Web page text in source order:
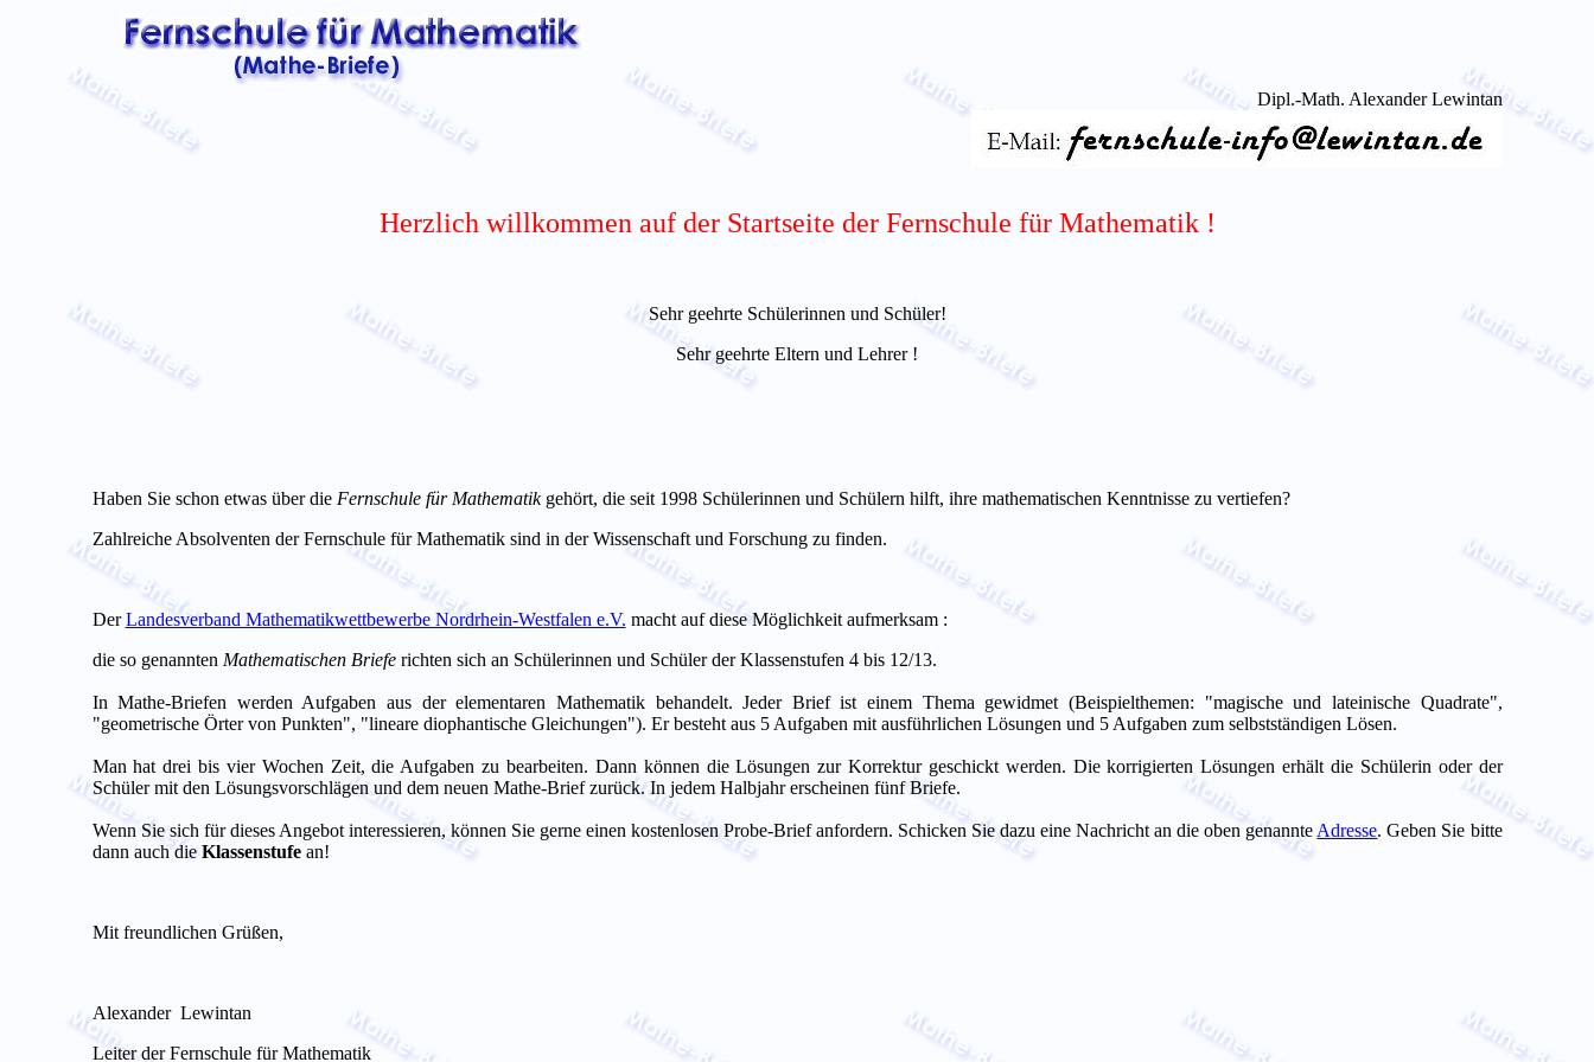
Dipl.-Math. Alexander Lewintan
Herzlich willkommen auf der Startseite der Fernschule für Mathematik !
Sehr geehrte Schülerinnen und Schüler!
Sehr geehrte Eltern und Lehrer !
Haben Sie schon etwas über die Fernschule für Mathematikgehört, die seit 1998 Schülerinnen und Schülern hilft, ihre mathematischen Kenntnisse zu vertiefen?
Zahlreiche Absolventen der Fernschule für Mathematik sind in der Wissenschaft und Forschung zu finden.
DerLandesverband Mathematikwettbewerbe Nordrhein-Westfalen e.V. macht auf diese Möglichkeit aufmerksam :
die so genannten Mathematischen Brieferichten sich an Schülerinnen und Schüler der Klassenstufen 4 bis 12/13.
In Mathe-Briefen werden Aufgaben aus der elementaren Mathematik behandelt. Jeder Brief ist einem Thema gewidmet (Beispielthemen: "magische und lateinische Quadrate",
"geometrische Örter von Punkten", "lineare diophantische Gleichungen"). Er besteht aus 5 Aufgaben mit ausführlichen Lösungen und 5 Aufgaben zum selbstständigen Lösen.
Man hat drei bis vier Wochen Zeit, die Aufgaben zu bearbeiten. Dann können die Lösungen zur Korrektur geschickt werden. Die korrigierten Lösungen erhält die Schülerin oder der
Schüler mit den Lösungsvorschlägen und dem neuen Mathe-Brief zurück. In jedem Halbjahr erscheinen fünf Briefe.
Wenn Sie sich für dieses Angebot interessieren, können Sie gerne einen kostenlosen Probe-Brief anfordern. Schicken Sie dazu eine Nachricht an die oben genannte Adresse. Geben Sie bitte
dann auch die Klassenstufean!
Mit freundlichen Grüßen,
Alexander Lewintan
Leiter der Fernschule für Mathematik